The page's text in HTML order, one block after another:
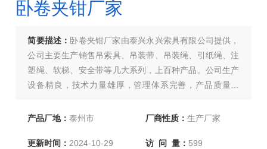
卧卷夹钳厂家
简要描述： 卧卷夹钳厂家由泰兴永兴索具有限公司提供，
公司主要生产销售吊索具、吊装带、吊装绳、引纸绳、注
塑绳、软梯、安全带等几大系列，上百种产品。公司生产
设备精良，技术力量雄厚，管理体系完善，产品质量过
的欢迎。欢迎新老客户来函洽谈订购！
产品厂地：泰州市 厂商性质： 生产厂家
更新时间：2024-10-29 访 问 量： 599